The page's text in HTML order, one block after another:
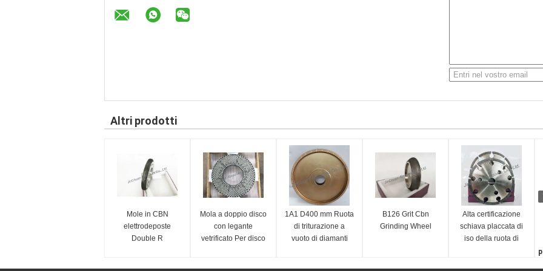
Altri prodotti
Mole in CBN
elettrodeposte
Double R
Mola a doppio disco
con legante
vetrificato Per disco
1A1 D400 mm Ruota
di triturazione a
vuoto di diamanti
B126 Grit Cbn
Grinding Wheel
Alta certificazione
schiava placcata di
iso della ruota di